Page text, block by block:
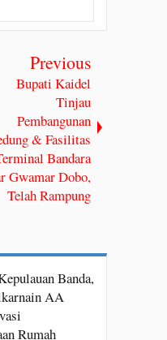
Previous
Bupati Kaidel
Tinjau
Pembangunan
& Fasilitas
Bandara
Gwamar Dobo,
Telah Rampung
Banda,
AA
Rumah